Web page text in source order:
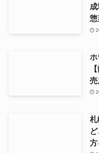
惣
ホ
売
札
方